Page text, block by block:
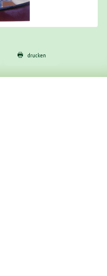
 drucken